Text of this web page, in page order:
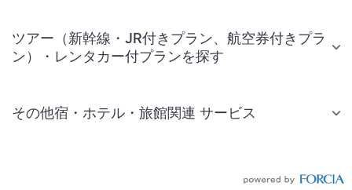
ツアー（新幹線・JR付きプラン、航空券付きプラ
ン）・レンタカー付プランを探す
その他宿・ホテル・旅館関連 サービス